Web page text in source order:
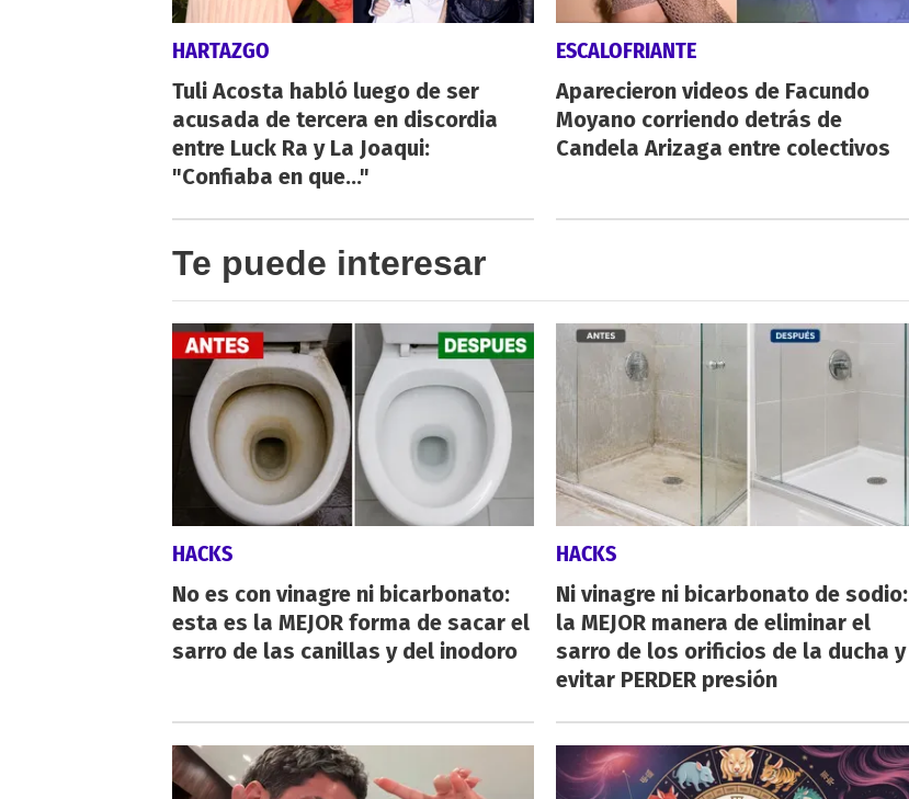
HARTAZGO
Tuli Acosta habló luego de ser
acusada de tercera en discordia
entre Luck Ra y La Joaqui:
"Confiaba en que..."
ESCALOFRIANTE
Aparecieron videos de Facundo
Moyano corriendo detrás de
Candela Arizaga entre colectivos
Te puede interesar
HACKS
No es con vinagre ni bicarbonato:
esta es la MEJOR forma de sacar el
sarro de las canillas y del inodoro
HACKS
Ni vinagre ni bicarbonato de sodio:
la MEJOR manera de eliminar el
sarro de los orificios de la ducha y
evitar PERDER presión